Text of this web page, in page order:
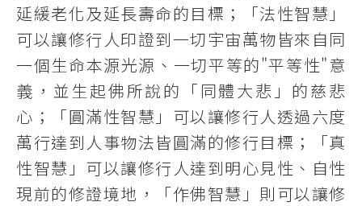
延緩老化及延長壽命的目標；「法性智慧」
可以讓修行人印證到一切宇宙萬物皆來自同
一個生命本源光源、一切平等的"平等性"意
義，並生起佛所說的「同體大悲」的慈悲
心；「圓滿性智慧」可以讓修行人透過六度
萬行達到人事物法皆圓滿的修行目標；「真
性智慧」可以讓修行人達到明心見性、自性
現前的修證境地，「作佛智慧」則可以讓修